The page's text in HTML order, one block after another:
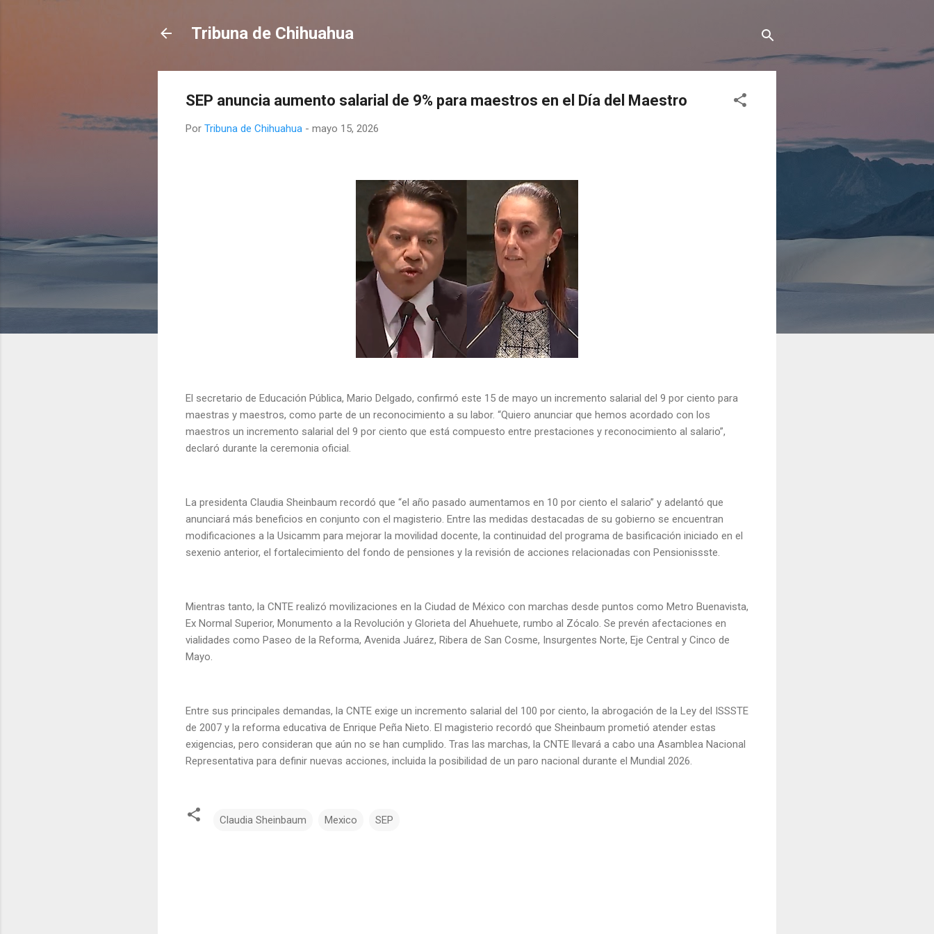
Tribuna de Chihuahua
SEP anuncia aumento salarial de 9% para maestros en el Día del Maestro
Por Tribuna de Chihuahua - mayo 15, 2026
El secretario de Educación Pública, Mario Delgado, confirmó este 15 de mayo un incremento salarial del 9 por ciento para
maestras y maestros, como parte de un reconocimiento a su labor. “Quiero anunciar que hemos acordado con los
maestros un incremento salarial del 9 por ciento que está compuesto entre prestaciones y reconocimiento al salario”,
declaró durante la ceremonia oficial.
La presidenta Claudia Sheinbaum recordó que “el año pasado aumentamos en 10 por ciento el salario” y adelantó que
anunciará más beneficios en conjunto con el magisterio. Entre las medidas destacadas de su gobierno se encuentran
modificaciones a la Usicamm para mejorar la movilidad docente, la continuidad del programa de basificación iniciado en el
sexenio anterior, el fortalecimiento del fondo de pensiones y la revisión de acciones relacionadas con Pensionissste.
Mientras tanto, la CNTE realizó movilizaciones en la Ciudad de México con marchas desde puntos como Metro Buenavista,
Ex Normal Superior, Monumento a la Revolución y Glorieta del Ahuehuete, rumbo al Zócalo. Se prevén afectaciones en
vialidades como Paseo de la Reforma, Avenida Juárez, Ribera de San Cosme, Insurgentes Norte, Eje Central y Cinco de
Mayo.
Entre sus principales demandas, la CNTE exige un incremento salarial del 100 por ciento, la abrogación de la Ley del ISSSTE
de 2007 y la reforma educativa de Enrique Peña Nieto. El magisterio recordó que Sheinbaum prometió atender estas
exigencias, pero consideran que aún no se han cumplido. Tras las marchas, la CNTE llevará a cabo una Asamblea Nacional
Representativa para definir nuevas acciones, incluida la posibilidad de un paro nacional durante el Mundial 2026.
Claudia Sheinbaum Mexico SEP